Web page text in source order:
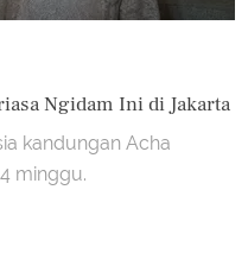
Ngidam Ini di Jakarta
kandungan Acha
minggu.